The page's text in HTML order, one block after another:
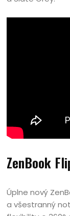
ZenBook
Úplne nový
a všestranný